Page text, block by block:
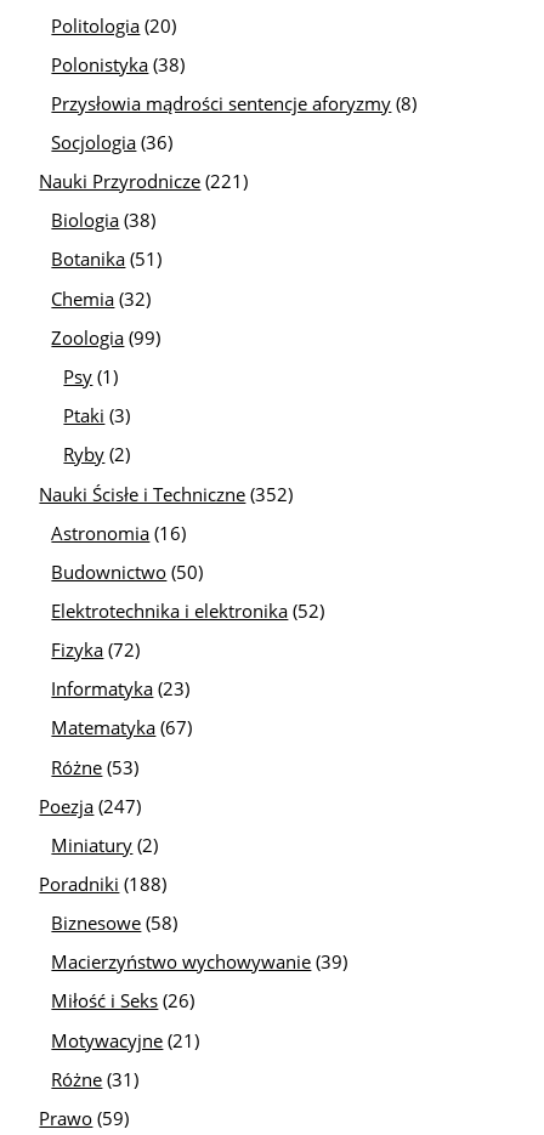
Politologia (20)
Polonistyka (38)
Przysłowia mądrości sentencje aforyzmy (8)
Socjologia (36)
Nauki Przyrodnicze (221)
Biologia (38)
Botanika (51)
Chemia (32)
Zoologia (99)
Psy (1)
Ptaki (3)
Ryby (2)
Nauki Ścisłe i Techniczne (352)
Astronomia (16)
Budownictwo (50)
Elektrotechnika i elektronika (52)
Fizyka (72)
Informatyka (23)
Matematyka (67)
Różne (53)
Poezja (247)
Miniatury (2)
Poradniki (188)
Biznesowe (58)
Macierzyństwo wychowywanie (39)
Miłość i Seks (26)
Motywacyjne (21)
Różne (31)
Prawo (59)